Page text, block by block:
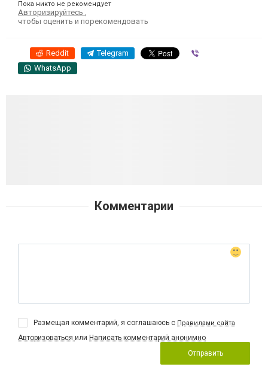
Пока никто не рекомендует
Авторизируйтесь
чтобы оценить и порекомендовать
Reddit Telegram
WhatsApp
Комментарии
Размещая комментарий, я соглашаюсь с Правилами сайта
Авторизоваться или Написать комментарий анонимно
Отправить